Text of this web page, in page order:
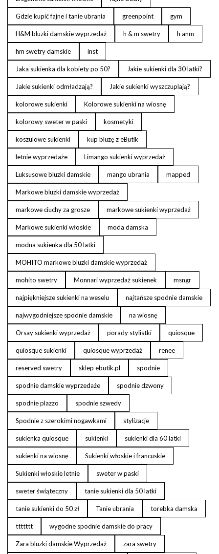
Gdzie kupić fajne i tanie ubrania greenpoint gym
H&M bluzki damskie wyprzedaż h & m swetry h anm
hm swetry damskie inst
Jaka sukienka dla kobiety po 50? Jakie sukienki dla 30 latki?
Jakie sukienki odmładzają? Jakie sukienki wyszczuplają?
kolorowe sukienki Kolorowe sukienki na wiosnę
kolorowy sweter w paski kosmetyki
koszulowe sukienki kup bluzę z eButik
letnie wyprzedaże Limango sukienki wyprzedaż
Luksusowe bluzki damskie mango ubrania mapped
Markowe bluzki damskie wyprzedaż
markowe ciuchy za grosze markowe sukienki wyprzedaż
Markowe sukienki włoskie moda damska
modna sukienka dla 50 latki
MOHITO markowe bluzki damskie wyprzedaż
mohito swetry Monnari wyprzedaż sukienek msngr
najpiękniejsze sukienki na weselu najtańsze spodnie damskie
najwygodniejsze spodnie damskie na wiosnę
Orsay sukienki wyprzedaż porady stylistki quiosque
quiosque sukienki quiosque wyprzedaż renee
reserved swetry sklep ebutik.pl spodnie
spodnie damskie wyprzedaże spodnie dzwony
spodnie plazzo spodnie szwedy
Spodnie z szerokimi nogawkami stylizacje
sukienka quiosque sukienki sukienki dla 60 latki
sukienki na wiosnę Sukienki włoskie i francuskie
Sukienki włoskie letnie sweter w paski
sweter świąteczny tanie sukienki dla 50 latki
tanie sukienki do 50 zł Tanie ubrania torebka damska
ttttttt wygodne spodnie damskie do pracy
Zara bluzki damskie Wyprzedaż zara swetry